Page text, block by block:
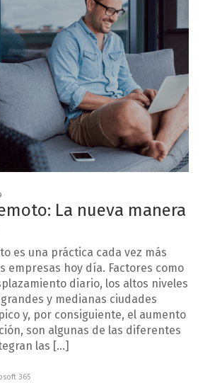
La nueva manera
es una práctica cada vez más
empresas hoy día. Factores como
diario, los altos niveles
y medianas ciudades
y, por consiguiente, el aumento
son algunas de las diferentes
las […]
365